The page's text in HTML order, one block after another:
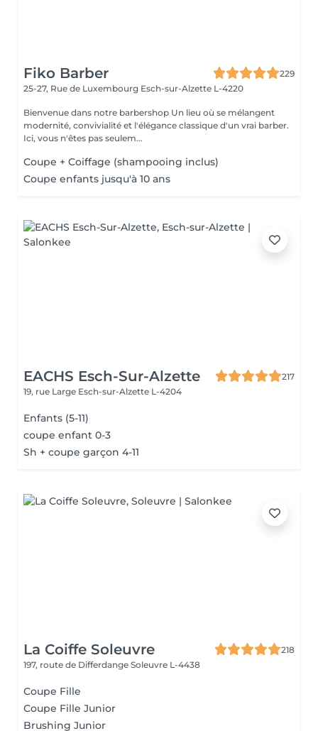
Fiko Barber
229
25-27, Rue de Luxembourg Esch-sur-Alzette L-4220
Bienvenue dans notre barbershop Un lieu où se mélangent
modernité, convivialité et l'élégance classique d'un vrai barber.
Ici, vous n'êtes pas seulem...
Coupe + Coiffage (shampooing inclus)
Coupe enfants jusqu'à 10 ans
EACHS Esch-Sur-Alzette
217
19, rue Large Esch-sur-Alzette L-4204
Enfants (5-11)
coupe enfant 0-3
Sh + coupe garçon 4-11
La Coiffe Soleuvre
218
197, route de Differdange Soleuvre L-4438
Coupe Fille
Coupe Fille Junior
Brushing Junior